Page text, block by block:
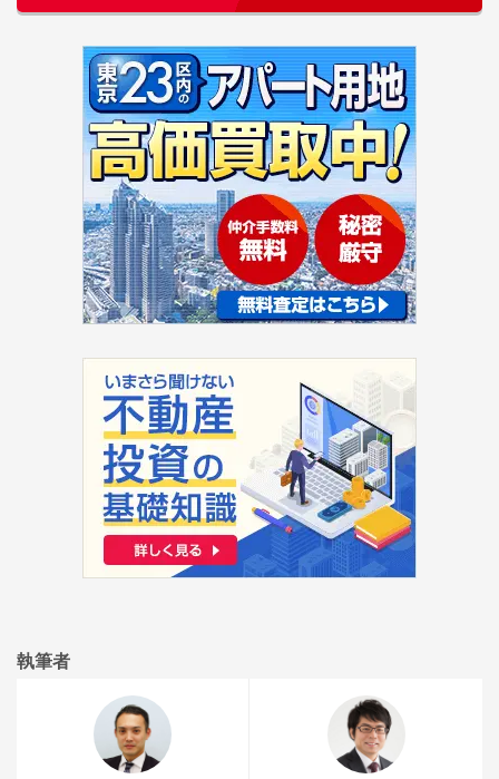
執筆者